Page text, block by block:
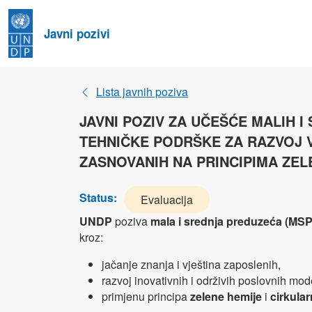
Javni pozivi
Lista javnih poziva
JAVNI POZIV ZA UČEŠĆE MALIH I
TEHNIČKE PODRŠKE ZA RAZVOJ
ZASNOVANIH NA PRINCIPIMA
Status:
Evaluacija
UNDP poziva mala i srednja preduzeća
kroz:
jačanje znanja i vještina zaposlenih,
razvoj inovativnih i održivih poslovnih
primjenu principazelene hemije i